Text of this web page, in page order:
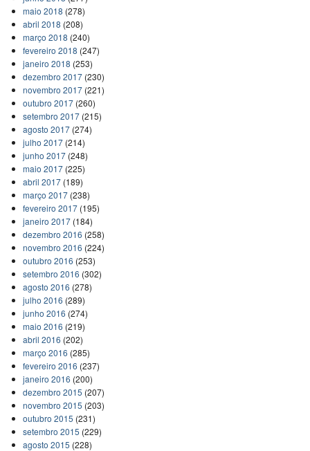
maio 2018 (278)
abril 2018 (208)
março 2018 (240)
fevereiro 2018 (247)
janeiro 2018 (253)
dezembro 2017(230)
novembro 2017(221)
outubro 2017(260)
setembro 2017(215)
agosto 2017(274)
julho 2017(214)
junho 2017(248)
maio 2017(225)
abril 2017(189)
março 2017(238)
fevereiro 2017(195)
janeiro 2017(184)
dezembro 2016 (258)
novembro 2016 (224)
outubro 2016 (253)
setembro 2016 (302)
agosto 2016 (278)
julho 2016 (289)
junho 2016 (274)
maio 2016 (219)
abril 2016 (202)
março 2016 (285)
fevereiro 2016 (237)
janeiro 2016 (200)
dezembro 2015 (207)
novembro 2015 (203)
outubro 2015 (231)
setembro 2015 (229)
agosto 2015 (228)